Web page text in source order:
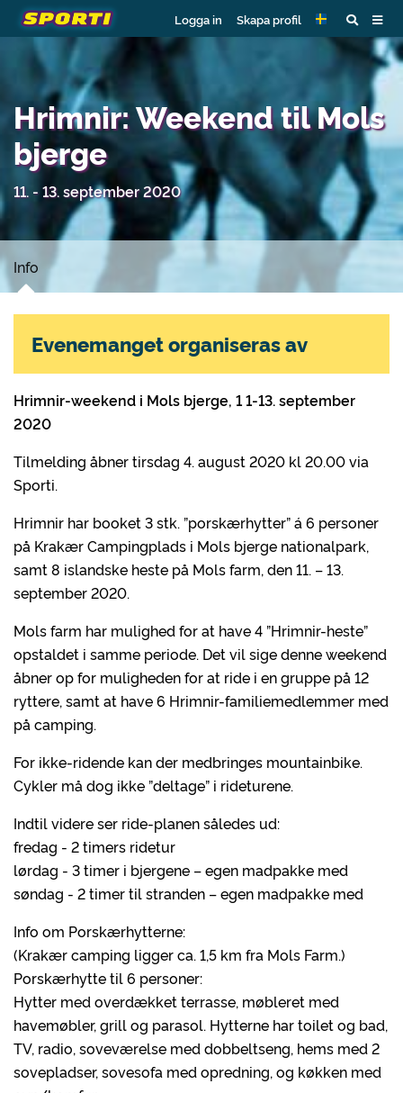
Logga in Skapa profil
Hrimnir: Weekend til Mols
bjerge
11. - 13. september 2020
Info
Hrimnir-weekend i Mols bjerge, 1 1-13. september
2020
Tilmelding åbner tirsdag 4. august 2020 kl 20.00 via
Sporti.
Hrimnir har booket 3 stk. ”porskærhytter” á 6 personer
på Krakær Campingplads i Mols bjerge nationalpark,
samt 8 islandske heste på Mols farm, den 11. – 13.
september 2020.
Mols farm har mulighed for at have 4 ”Hrimnir-heste”
opstaldet i samme periode. Det vil sige denne weekend
åbner op for muligheden for at ride i en gruppe på 12
ryttere, samt at have 6 Hrimnir-familiemedlemmer med
på camping.
For ikke-ridende kan der medbringes mountainbike.
Cykler må dog ikke ”deltage” i rideturene.
Indtil videre ser ride-planen således ud:
fredag - 2 timers ridetur
lørdag - 3 timer i bjergene – egen madpakke med
søndag - 2 timer til stranden – egen madpakke med
Info om Porskærhytterne:
(Krakær camping ligger ca. 1,5 km fra Mols Farm.)
Porskærhytte til 6 personer:
Hytter med overdækket terrasse, møbleret med
havemøbler, grill og parasol. Hytterne har toilet og bad,
TV, radio, soveværelse med dobbeltseng, hems med 2
sovepladser, sovesofa med opredning, og køkken med
Evenemanget organiseras av